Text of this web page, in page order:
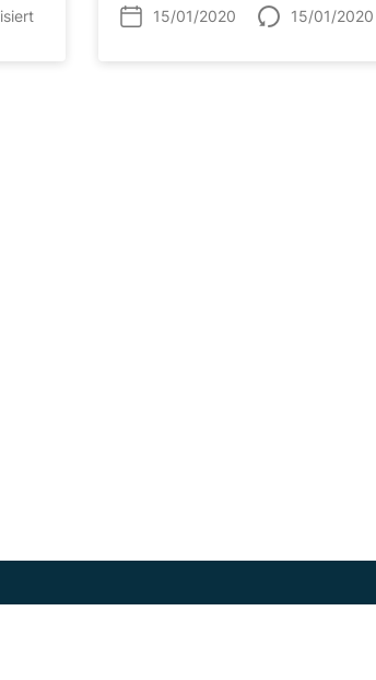
15/01/2020 15/01/